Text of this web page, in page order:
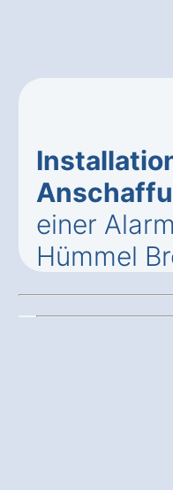
einer
Hümmel